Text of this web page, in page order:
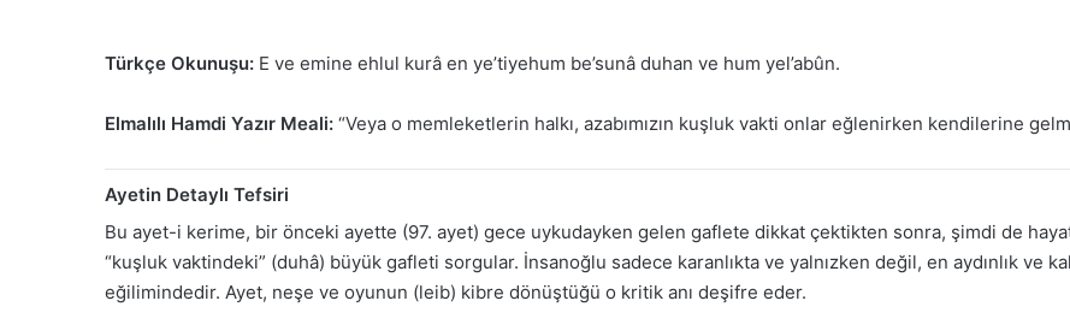
Türkçe Okunuşu: E ve emine ehlul kurâ en ye’tiyehum be’sunâ duhan ve hum yel’abûn.
Elmalılı Hamdi Yazır Meali: “Veya o memleketlerin halkı, azabımızın kuşluk vakti onlar eğlenirken kendilerine
Ayetin Detaylı Tefsiri
Bu ayet-i kerime, bir önceki ayette (97. ayet) gece uykudayken gelen gaflete dikkat çektikten sonra, şimdi de
“kuşluk vaktindeki” (duhâ) büyük gafleti sorgular. İnsanoğlu sadece karanlıkta ve yalnızken değil, en aydınlık ve
eğilimindedir. Ayet, neşe ve oyunun (leib) kibre dönüştüğü o kritik anı deşifre eder.